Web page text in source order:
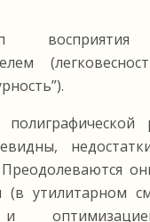
утилитарном